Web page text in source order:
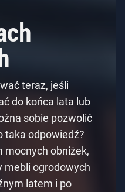
teraz, jeśli
do końca lata lub
sobie pozwolić
taka odpowiedź?
mocnych obniżek,
mebli ogrodowych
latem i po